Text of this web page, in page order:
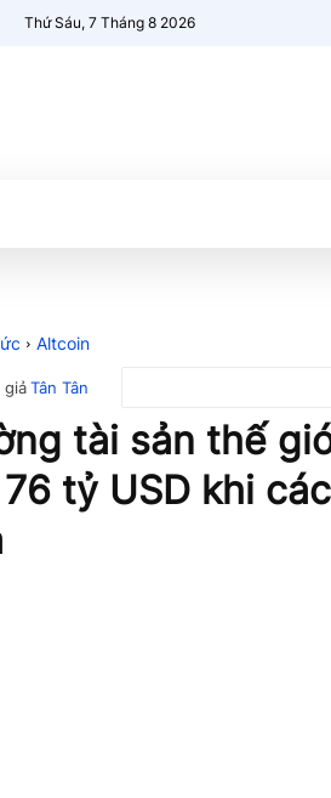
Thứ Sáu, 7 Tháng 8 2026
Altcoin
giảTân Tân
tài sản thế
tỷ USD khi